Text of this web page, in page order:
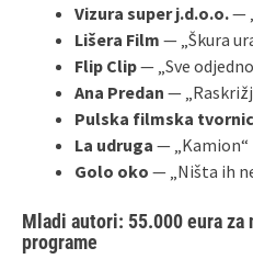
Vizura super j.d.o.o.—
Lišera Film — „Škura
Flip Clip— „Sve
Ana Predan —
Pulska filmska
La udruga — „Kamion“
Golo oko — „Ništa ih
Mladi autori: 55.000 eura
programe